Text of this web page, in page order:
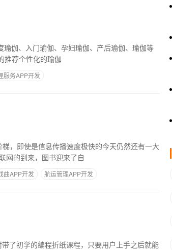
推荐个性化的瑜伽
服务APP开发
网的到来，图书迎来了自
曲APP开发 航运管理APP开发